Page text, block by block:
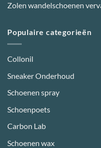
Zolen wandelschoenen
Populaire categorieën
Collonil
Sneaker Onderhoud
Schoenen spray
Schoenpoets
Carbon Lab
Schoenen wax